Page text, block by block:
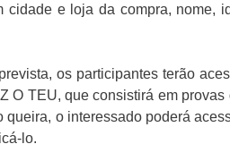
cidade e loja da compra, nome,
os participantes terão
O TEU, que consistirá em
o interessado poderá
lo.